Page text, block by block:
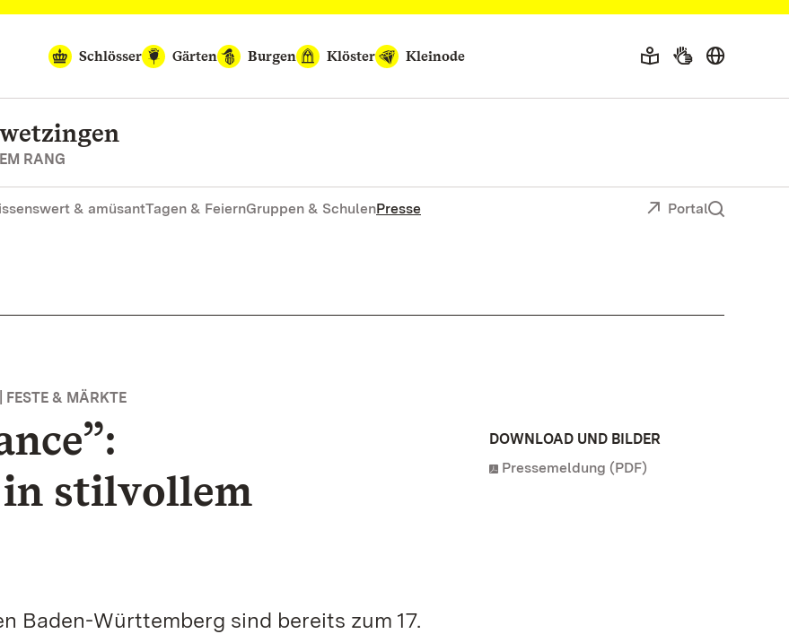
Schlösser
Gärten Burgen Klöster Kleinode
RANG
& amüsantTagen & FeiernGruppen & SchulenPresse Portal
FESTE & MÄRKTE
stilvollem
Baden-Württemberg sind bereits zum 17.
DOWNLOAD UND BILDER
Pressemeldung (PDF)